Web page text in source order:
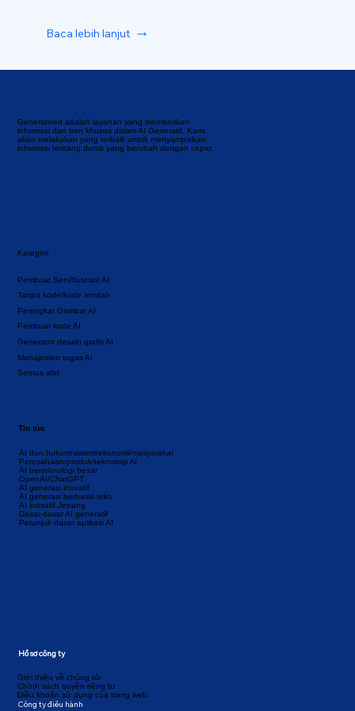
Generatived adalah layanan yang memberikan
informasi dan tren khusus dalam AI Generatif. Kami
akan melakukan yang terbaik untuk menyampaikan
informasi tentang dunia yang berubah dengan cepat.
Kategori
Semua alat
Manajemen tugas AI
Generator desain grafis AI
Tanpa kode/kode rendah
Pembuat kode AI
Peningkat Gambar AI
Pembuat Seni/Ilustrasi AI
AI dan hukum/sistem/ekonomi/masyarakat
Perusahaan/produk/teknologi AI
AI berteknologi besar
OpenAI/ChatGPT
AI generasi inovatif
AI generasi berbasis teks
AI inovatif Jepang
Dasar-dasar AI generatif
Petunjuk dasar aplikasi AI
Tin tức
Giới thiệu về chúng tôi
Chính sách quyền riêng tư
Điều khoản sử dụng của trang web
Công ty điều hành
Hồ sơ công ty
Baca lebih lanjut